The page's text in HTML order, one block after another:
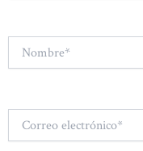
electrónico*